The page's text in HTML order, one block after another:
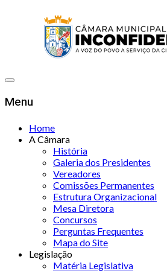
Menu
Home
A Câmara
História
Galeria dos Presidentes
Vereadores
Comissões Permanentes
Estrutura Organizacional
Mesa Diretora
Concursos
Perguntas Frequentes
Mapa do Site
Legislação
Matéria Legislativa